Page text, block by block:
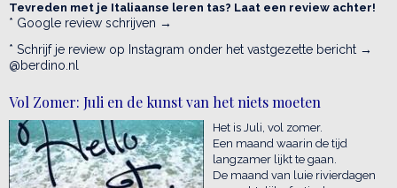
Tevreden met je Italiaanse leren tas? Laat een review achter!
* Google review schrijven →
* Schrijf je review op Instagram onder het vastgezette bericht →
@berdino.nl
Vol Zomer: Juli en de kunst van het niets moeten
Het is Juli, vol zomer.
Een maand waarin de tijd
langzamer lijkt te gaan.
De maand van luie rivierdagen